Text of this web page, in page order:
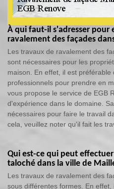
À qui faut-il s'adresser pour
ravalement des façades
Les travaux de ravalement des
sont nécessaires pour les
maison. En effet, il est
professionnels pour prendre en
vous propose le service de EGB
d'expérience dans le domaine.
nécessaires pour faire le travail
cela, veuillez noter qu'il fait les
Qui est-ce qui peut
taloché dans la ville de
Les travaux de ravalement des
sous différentes formes. En